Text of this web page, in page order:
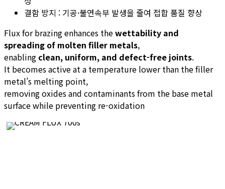
결함 방지 : 기공·불연속부 발생을 줄여 접합 품질 향상
Flux for brazing enhances thewettability and
spreading of molten filler metals,
enabling clean, uniform, and defect-free joints.
It becomes active at a temperature lower than the filler
metal’s melting point,
removing oxides and contaminants from the base metal
surface while preventing re-oxidation